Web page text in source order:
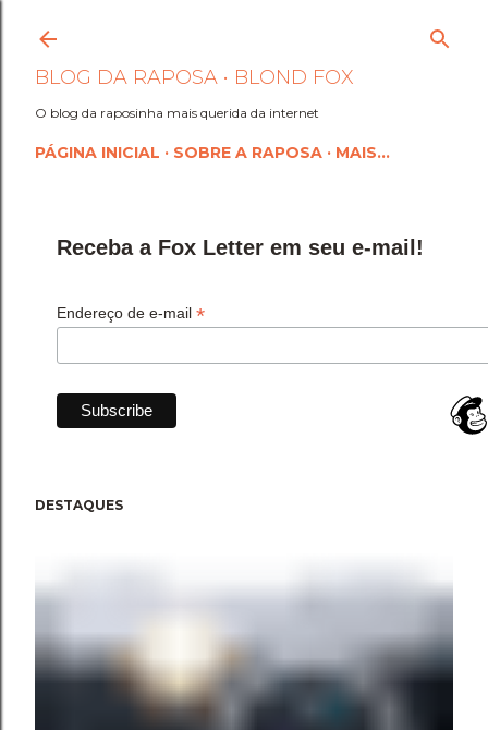
Pular para o conteúdo
BLOG DA RAPOSA • BLOND FOX
O blog da raposinha mais querida da internet
PÁGINA INICIAL SOBRE A RAPOSA MAIS…
Receba a Fox Letter em seu e-mail!
Endereço de e-mail *
DESTAQUES